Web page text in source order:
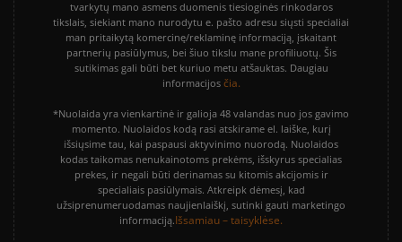
tvarkytų mano asmens duomenis tiesioginės rinkodaros
tikslais, siekiant mano nurodytu e. pašto adresu siųsti specialiai
man pritaikytą komercinę/reklaminę informaciją, įskaitant
partnerių pasiūlymus, bei šiuo tikslu mane profiliuotų. Šis
sutikimas gali būti bet kuriuo metu atšauktas. Daugiau
informacijos čia.
*Nuolaida yra vienkartinė ir galioja 48 valandas nuo jos gavimo
momento. Nuolaidos kodą rasi atskirame el. laiške, kurį
išsiųsime tau, kai paspausi aktyvinimo nuorodą. Nuolaidos
kodas taikomas nenukainotoms prekėms, išskyrus specialias
prekes, ir negali būti derinamas su kitomis akcijomis ir
specialiais pasiūlymais. Atkreipk dėmesį, kad
užsiprenumeruodamas naujienlaiškį, sutinki gauti marketingo
informaciją.Išsamiau – taisyklėse.